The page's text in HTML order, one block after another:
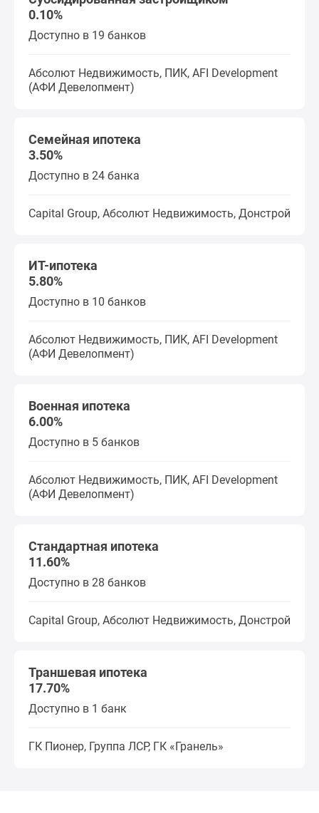
поселки
Коттеджные
поселки
Бизнес-
центры
Коттеджи
акции
0.10%
Доступно в 19 банков
Абсолют Недвижимость, ПИК, AFI Development
(АФИ Девелопмент)
Семейная ипотека
3.50%
Доступно в 24 банка
Capital Group, Абсолют Недвижимость, Донстрой
ИТ-ипотека
5.80%
Доступно в 10 банков
Абсолют Недвижимость, ПИК, AFI Development
(АФИ Девелопмент)
Военная ипотека
6.00%
Доступно в 5 банков
Абсолют Недвижимость, ПИК, AFI Development
(АФИ Девелопмент)
Стандартная ипотека
11.60%
Доступно в 28 банков
Capital Group, Абсолют Недвижимость, Донстрой
Траншевая ипотека
17.70%
Доступно в 1 банк
ГК Пионер, Группа ЛСР, ГК «Гранель»